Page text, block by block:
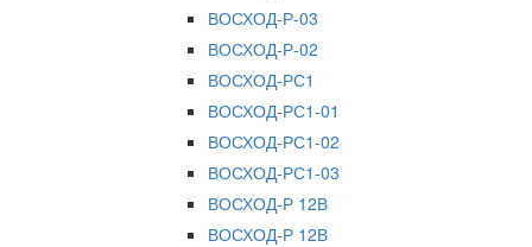
ВОСХОД-Р-03
ВОСХОД-Р-02
ВОСХОД-РС1
ВОСХОД-РС1-01
ВОСХОД-РС1-02
ВОСХОД-РС1-03
ВОСХОД-Р 12В
ВОСХОД-Р 12В